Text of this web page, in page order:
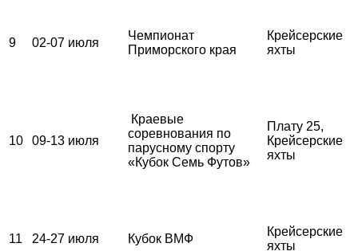
9 02-07 июля
Чемпионат
Приморского края
Крейсерские
яхты
10 09-13 июля
Краевые
соревнования по
парусному спорту
«Кубок Семь Футов»
Плату 25,
Крейсерские
яхты
11 24-27 июля Кубок ВМФ
Крейсерские
яхты